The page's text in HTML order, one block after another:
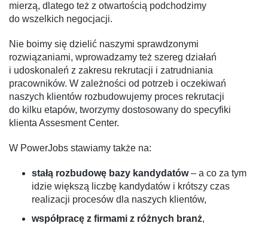
mierzą, dlatego też z otwartością podchodzimy
do wszelkich negocjacji.
Nie boimy się dzielić naszymi sprawdzonymi
rozwiązaniami, wprowadzamy też szereg działań
i udoskonaleń z zakresu rekrutacji i zatrudniania
pracowników. W zależności od potrzeb i oczekiwań
naszych klientów rozbudowujemy proces rekrutacji
do kilku etapów, tworzymy dostosowany do specyfiki
klienta Assesment Center.
W PowerJobs stawiamy także na:
stałą rozbudowę bazy kandydatów– a co za tym
idzie większą liczbę kandydatów i krótszy czas
realizacji procesów dla naszych klientów,
współpracę z firmami z różnych branż,